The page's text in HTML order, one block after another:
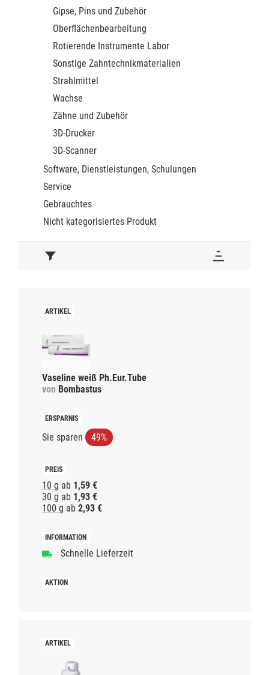
Gipse, Pins und Zubehör
Oberflächenbearbeitung
Rotierende Instrumente Labor
Sonstige Zahntechnikmaterialien
Strahlmittel
Wachse
Zähne und Zubehör
3D-Drucker
3D-Scanner
Software, Dienstleistungen, Schulungen
Service
Gebrauchtes
Nicht kategorisiertes Produkt
Vaseline weiß Ph.Eur.Tube
von Bombastus
Sie sparen 49%
10 g ab 1,59 €
30 g ab 1,93 €
100 g ab 2,93 €
Schnelle Lieferzeit